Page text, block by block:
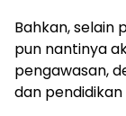
Bahkan, selain
pun nantinya
pengawasan,
dan